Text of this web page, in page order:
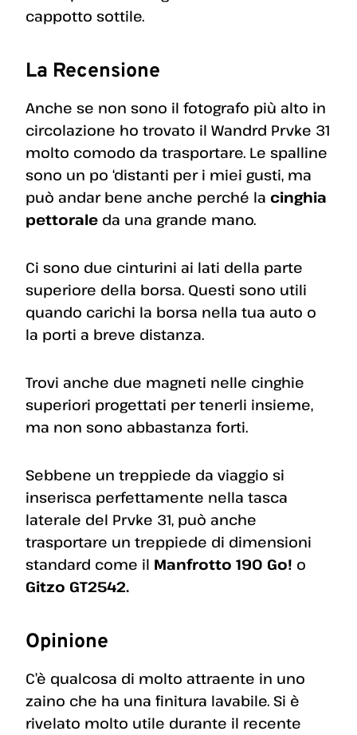
cappotto sottile.
La Recensione
Anche se non sono il fotografo più alto in
circolazione ho trovato il Wandrd Prvke 31
molto comodo da trasportare. Le spalline
sono un po ‘distanti per i miei gusti, ma
può andar bene anche perché la cinghia
pettorale da una grande mano.
Ci sono due cinturini ai lati della parte
superiore della borsa. Questi sono utili
quando carichi la borsa nella tua auto o
la porti a breve distanza.
Trovi anche due magneti nelle cinghie
superiori progettati per tenerli insieme,
ma non sono abbastanza forti.
Sebbene un treppiede da viaggio si
inserisca perfettamente nella tasca
laterale del Prvke 31, può anche
trasportare un treppiede di dimensioni
standard come il Manfrotto 190 Go! o
Gitzo GT2542.
Opinione
C’è qualcosa di molto attraente in uno
zaino che ha una finitura lavabile. Si è
rivelato molto utile durante il recente